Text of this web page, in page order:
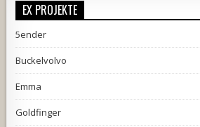
EX PROJEKTE
5ender
Buckelvolvo
Emma
Goldfinger